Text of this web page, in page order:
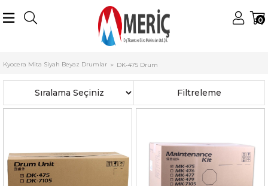
0
Kyocera Mita Drumlar
Kyocera Mita Siyah Beyaz Drumlar DK-475 Drum
Filtreleme
Sıralama